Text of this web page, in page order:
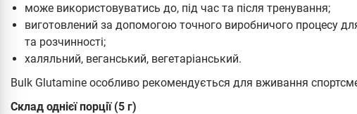
може використовуватись до, під час та після тренування;
виготовлений за допомогою точного виробничого процесу
та розчинності;
халяльний, веганський, вегетаріанський.
Bulk Glutamine особливо рекомендується для вживання
Склад однієї порції (5 г)